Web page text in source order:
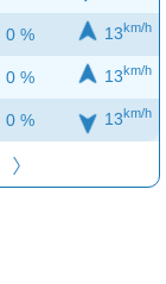
0 % 13km/h
0 % 13km/h
0 % 13km/h